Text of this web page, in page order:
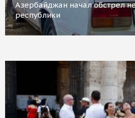
Азербайджан начал обстрел
республики